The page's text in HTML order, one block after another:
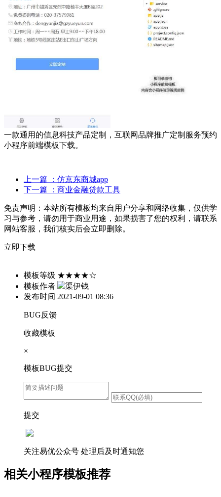
一款通用的信息科技产品定制，互联网品牌推广定制服务预约
小程序前端模板下载。
上一篇
：仿京东商城app
下一篇
：商业金融贷款工具
免责声明： 本站所有模板均来自用户分享和网络收集，仅供学
习与参考，请勿用于商业用途，如果损害了您的权利，请联系
网站客服，我们核实后会立即删除。
立即下载
模板等级 ★★★★☆
模板作者
渠伊钱
发布时间 2021-09-01 08:36
BUG反馈
收藏模板
×
模板BUG提交
提交
关注易优公众号 处理后及时通知您
相关小程序模板推荐